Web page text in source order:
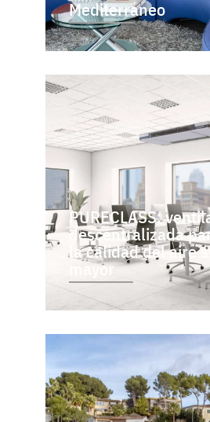
Mediterráneo
PURECLASS:
descentralizada
la calidad del aire
mayor